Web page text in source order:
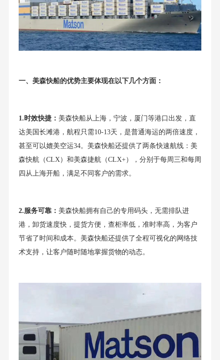
一、美森快船的优势主要体现在以下几个方面：
1.时效快捷： 美森快船从上海，宁波，厦门等港口出发，直
达美国长滩港，航程只需10-13天，是普通海运的两倍速度，
甚至可以媲美空运34。美森快船还提供了两条快速航线：美
森快航（CLX）和美森捷航（CLX+），分别于每周三和每周
四从上海开船，满足不同客户的需求。
2.服务可靠： 美森快船拥有自己的专用码头，无需排队进
港，卸货速度快，提货方便，查柜率低，准时率高，为客户
节省了时间和成本。美森快船还提供了全程可视化的网络技
术支持，让客户随时随地掌握货物的动态。